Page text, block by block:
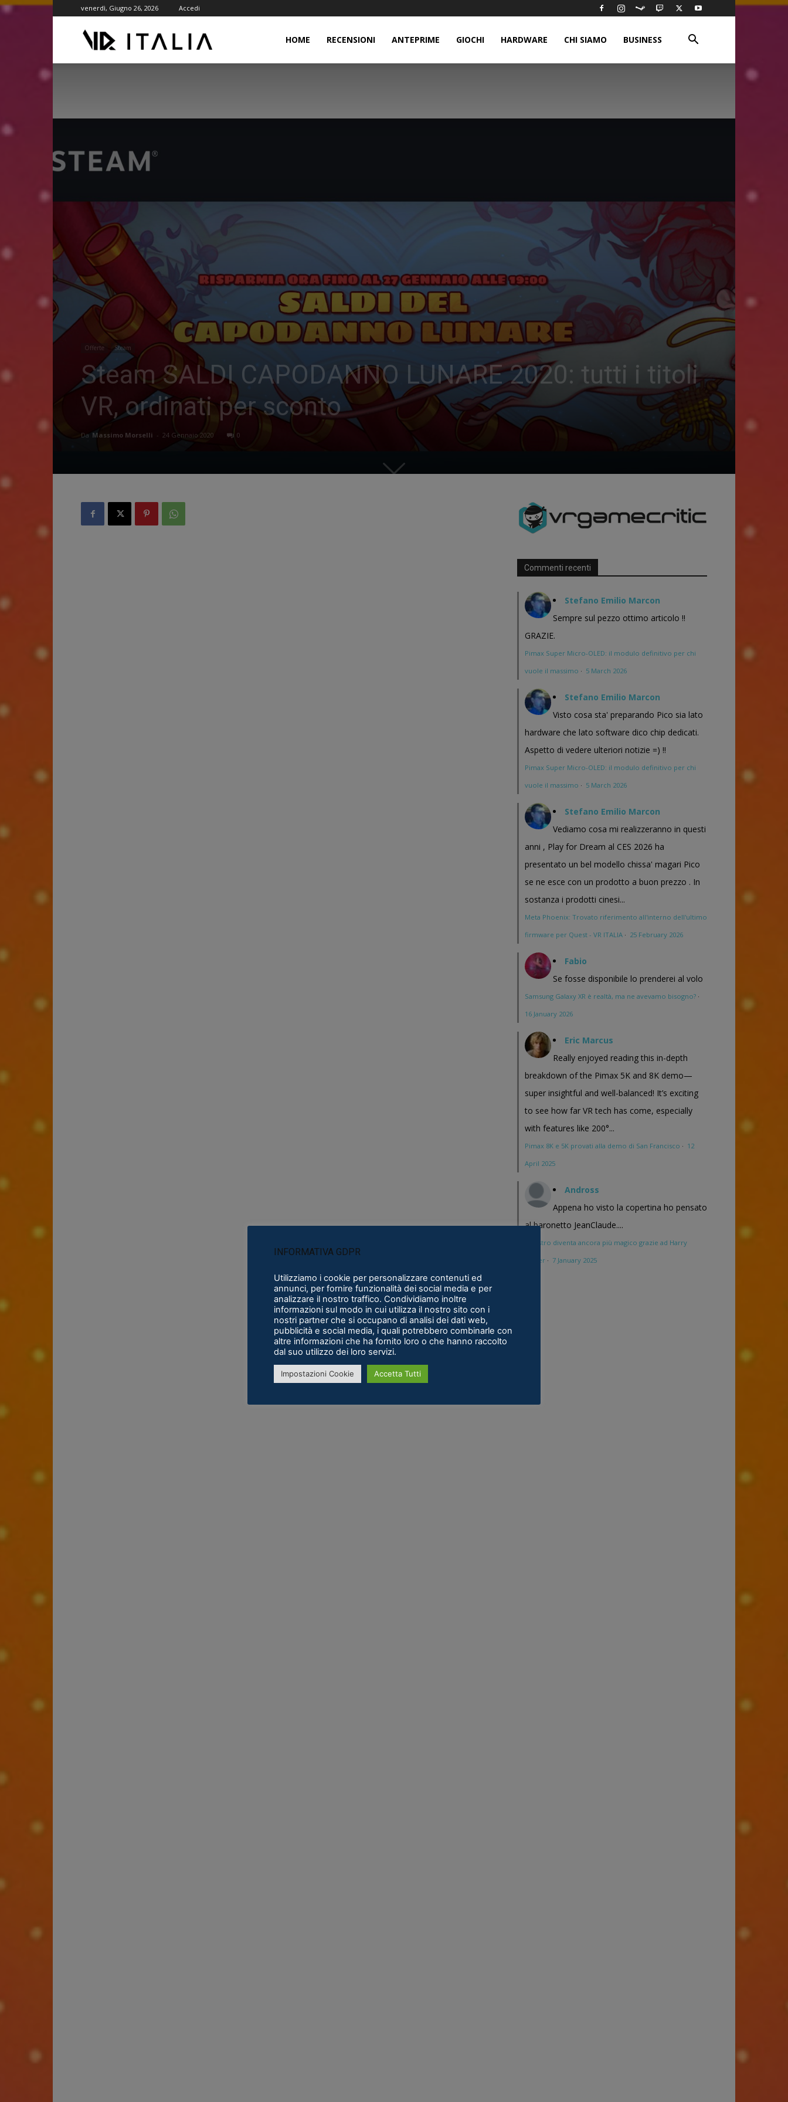
venerdì, Giugno 26, 2026 Accedi
HOME RECENSIONI ANTEPRIME GIOCHI HARDWARE CHI SIAMO BUSINESS
Offerte Steam
Steam SALDI CAPODANNO LUNARE 2020: tutti i titoli
VR, ordinati per sconto
Da Massimo Morselli - 24 Gennaio 2020 0
Commenti recenti
Stefano Emilio Marcon
Sempre sul pezzo ottimo articolo !!
GRAZIE.
Pimax Super Micro-OLED: il modulo definitivo per chi
vuole il massimo · 5 March 2026
Stefano Emilio Marcon
Visto cosa sta' preparando Pico sia lato
hardware che lato software dico chip dedicati.
Aspetto di vedere ulteriori notizie =) !!
Pimax Super Micro-OLED: il modulo definitivo per chi
vuole il massimo · 5 March 2026
Stefano Emilio Marcon
Vediamo cosa mi realizzeranno in questi
anni , Play for Dream al CES 2026 ha
presentato un bel modello chissa' magari Pico
se ne esce con un prodotto a buon prezzo . In
sostanza i prodotti cinesi...
Meta Phoenix: Trovato riferimento all'interno dell'ultimo
firmware per Quest - VR ITALIA · 25 February 2026
Fabio
Se fosse disponibile lo prenderei al volo
Samsung Galaxy XR è realtà, ma ne avevamo bisogno? ·
16 January 2026
Eric Marcus
Really enjoyed reading this in-depth
breakdown of the Pimax 5K and 8K demo—
super insightful and well-balanced! It’s exciting
to see how far VR tech has come, especially
with features like 200°...
Pimax 8K e 5K provati alla demo di San Francisco · 12
April 2025
Andross
Appena ho visto la copertina ho pensato
al baronetto JeanClaude....
Maestro diventa ancora più magico grazie ad Harry
Potter · 7 January 2025
INFORMATIVA GDPR
Utilizziamo i cookie per personalizzare contenuti ed
annunci, per fornire funzionalità dei social media e per
analizzare il nostro traffico. Condividiamo inoltre
informazioni sul modo in cui utilizza il nostro sito con i
nostri partner che si occupano di analisi dei dati web,
pubblicità e social media, i quali potrebbero combinarle con
altre informazioni che ha fornito loro o che hanno raccolto
dal suo utilizzo dei loro servizi.
Impostazioni Cookie Accetta Tutti